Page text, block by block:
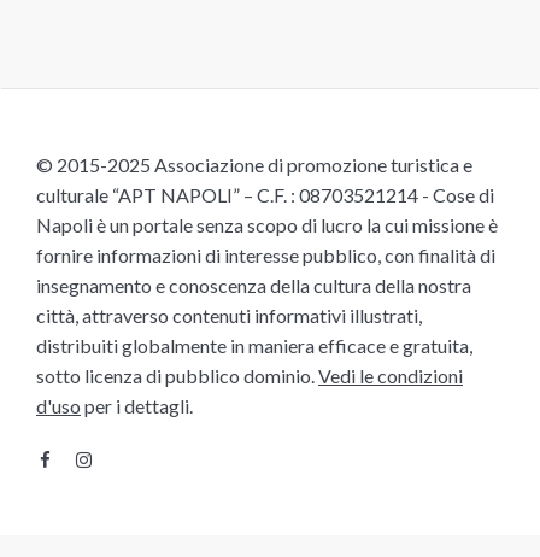
© 2015-2025 Associazione di promozione turistica e
culturale “APT NAPOLI” – C.F. : 08703521214 - Cose di
Napoli è un portale senza scopo di lucro la cui missione è
fornire informazioni di interesse pubblico, con finalità di
insegnamento e conoscenza della cultura della nostra
città, attraverso contenuti informativi illustrati,
distribuiti globalmente in maniera efficace e gratuita,
sotto licenza di pubblico dominio.Vedi le condizioni
d'uso per i dettagli.